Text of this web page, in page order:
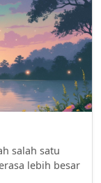
salah satu
lebih besar